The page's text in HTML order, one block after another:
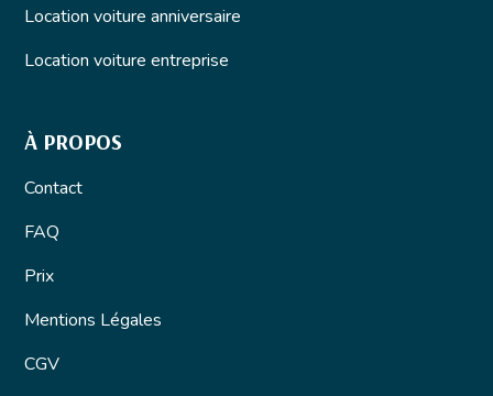
Location voiture anniversaire
Location voiture entreprise
À PROPOS
Contact
FAQ
Prix
Mentions Légales
CGV